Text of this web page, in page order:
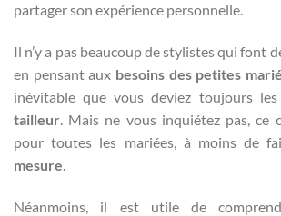
partager son expérience personnelle.
Il n’y a pas beaucoup de stylistes qui font
en pensant aux besoins des petites
inévitable que vous deviez toujours les
tailleur. Mais ne vous inquiétez pas, ce
pour toutes les mariées, à moins de
mesure.
Néanmoins, il est utile de